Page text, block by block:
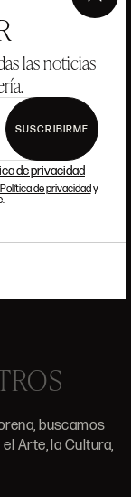
las noticias
SUSCRIBIRME
de privacidad
Política de privacidady
×
buscamos
Arte, la Cultura,